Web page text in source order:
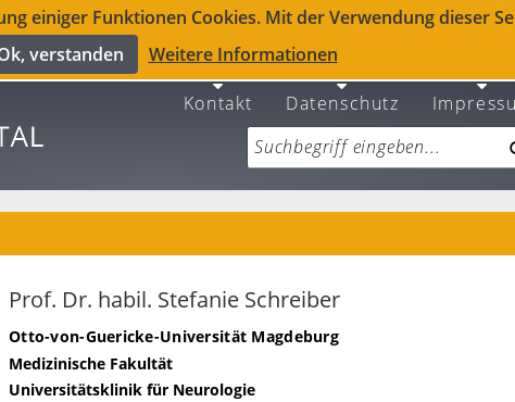
einiger Funktionen Cookies. Mit der Verwendung dieser
verstanden
Weitere Informationen
Kontakt Datenschutz
Prof. Dr. habil. Stefanie Schreiber
Otto-von-Guericke-Universität Magdeburg
Medizinische Fakultät
Universitätsklinik für Neurologie